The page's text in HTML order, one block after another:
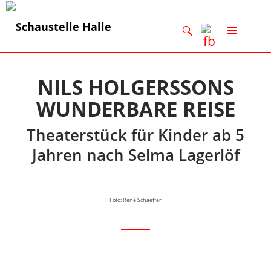
Suchen
ZUM
INHALT
NILS HOLGERSSONS
WUNDERBARE REISE
Theaterstück für Kinder ab 5
Jahren nach Selma Lagerlöf
Foto: René Schaeffer